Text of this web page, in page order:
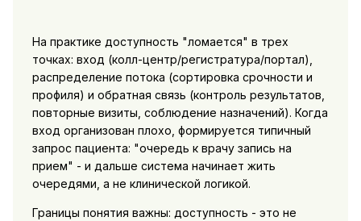
На практике доступность "ломается" в трех
точках: вход (колл-центр/регистратура/портал),
распределение потока (сортировка срочности и
профиля) и обратная связь (контроль результатов,
повторные визиты, соблюдение назначений). Когда
вход организован плохо, формируется типичный
запрос пациента: "очередь к врачу запись на
прием" - и дальше система начинает жить
очередями, а не клинической логикой.
Границы понятия важны: доступность - это не